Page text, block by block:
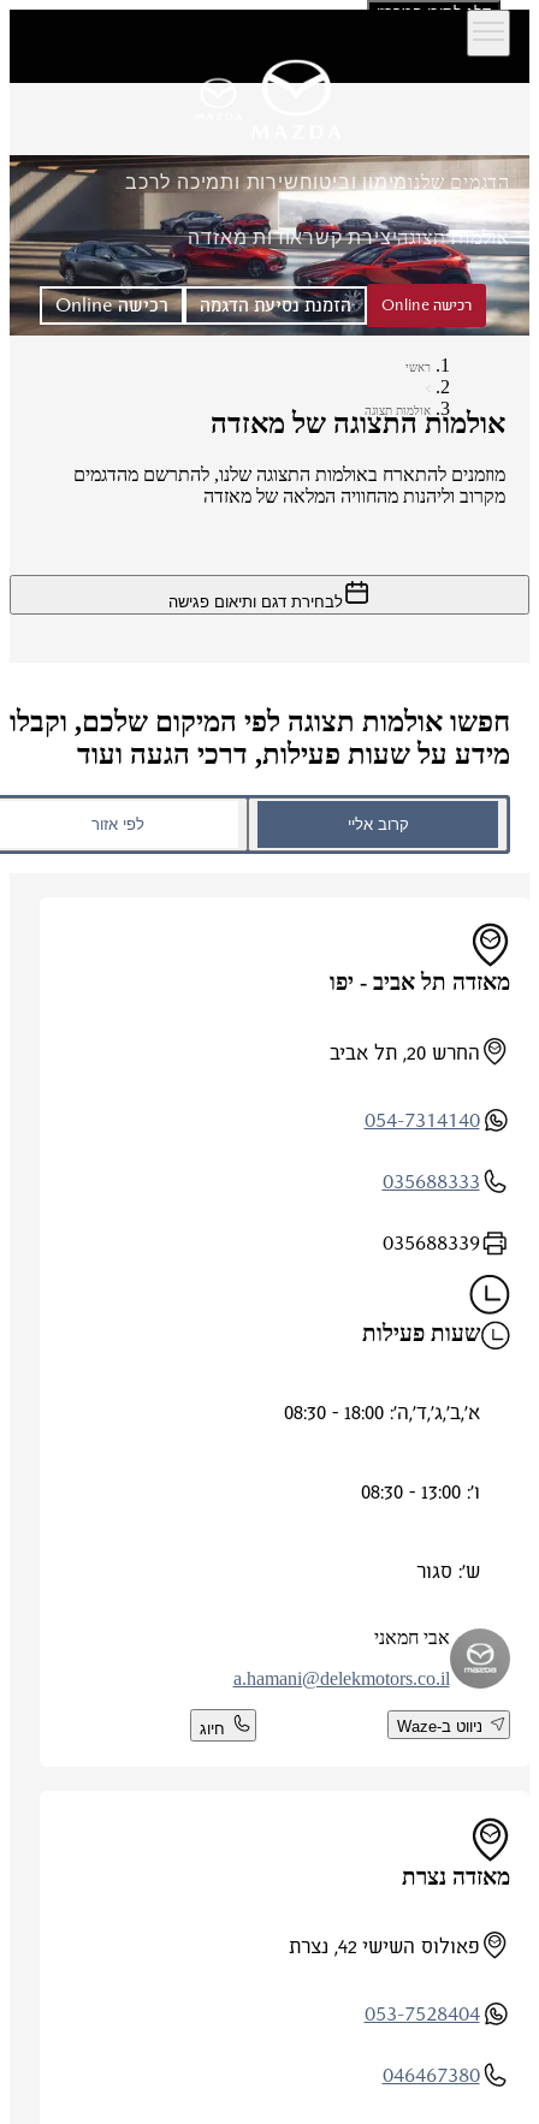
דלג לתוכן המרכזי
הדגמים שלנומימון וביטוחשירות ותמיכה לרכב
אולמות תצוגהיצירת קשראודות מאזדה
רכישה Online הזמנת נסיעת הדגמה רכישה Online
ראשי
אולמות תצוגה
אולמות התצוגה של מאזדה
מוזמנים להתארח באולמות התצוגה שלנו, להתרשם מהדגמים
מקרוב וליהנות מהחוויה המלאה של מאזדה
לבחירת דגם ותיאום פגישה
חפשו אולמות תצוגה לפי המיקום שלכם, וקבלו
מידע על שעות פעילות, דרכי הגעה ועוד
קרוב אליי לפי אזור
מאזדה תל אביב - יפו
החרש 20, תל אביב
054-7314140
035688333
035688339
שעות פעילות
א',ב',ג',ד',ה': 18:00 - 08:30
ש': סגור
אבי חמאני
a.hamani@delekmotors.co.il
ניווט ב-Waze חיוג
מאזדה נצרת
פאולוס השישי 42, נצרת
053-7528404
046467380